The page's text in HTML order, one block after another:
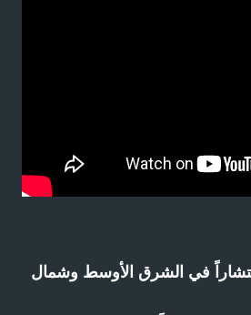
انتشاراً في الشرق الأوسط وشمال